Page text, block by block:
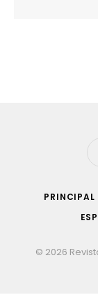
PRINCIPAL
© 2026